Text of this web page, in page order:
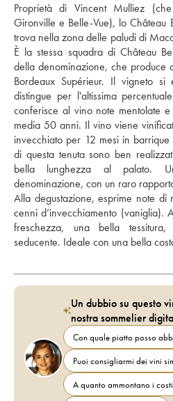
Proprietà di Vincent Mulliez
Gironville e Belle-Vue), lo Château
trova nella zona delle paludi di
È la stessa squadra di Château
della denominazione, che produce
Bordeaux Supérieur. Il vigneto
distingue per l'altissima
conferisce al vino note mentolate
media 50 anni. Il vino viene
invecchiato per 12 mesi in
di questa tenuta sono ben
bella lunghezza al palato.
denominazione, con un raro
Alla degustazione, esprime note
cenni d’invecchiamento (vaniglia).
freschezza, una bella
seducente. Ideale con una bella
Un dubbio su questo
nostra sommelier
Con quale piatto posso
Puoi consigliarmi dei vini
A quanto ammontano i